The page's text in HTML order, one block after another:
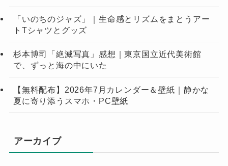
「いのちのジャズ」｜生命感とリズムをまとうアー
トTシャツとグッズ
杉本博司「絶滅写真」感想｜東京国立近代美術館
で、ずっと海の中にいた
【無料配布】2026年7月カレンダー＆壁紙｜静かな
夏に寄り添うスマホ・PC壁紙
アーカイブ